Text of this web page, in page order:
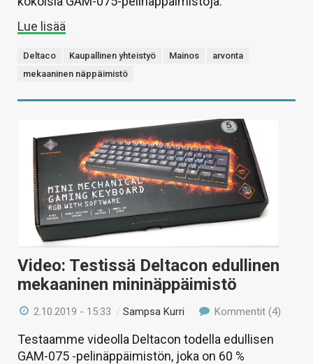
Lue lisää
Deltaco Kaupallinen yhteistyö Mainos
arvonta
mekaaninen näppäimistö
Video: Testissä Deltacon edullinen
mekaaninen mininäppäimistö
2.10.2019 - 15:33 /Sampsa Kurri Kommentit (4)
Testaamme videolla Deltacon todella edullisen
GAM-075 -pelinäppäimistön, joka on 60 %